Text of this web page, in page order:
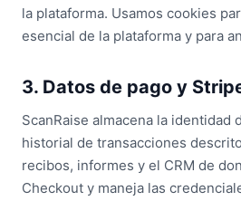
la plataforma. Usamos cookies
esencial de la plataforma y para
3. Datos de pago y
ScanRaise almacena la identidad
historial de transacciones
recibos, informes y el CRM de
Checkout y maneja las